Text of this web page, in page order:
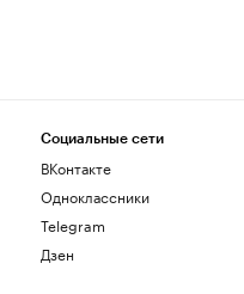
Социальные сети
ВКонтакте
Одноклассники
Telegram
Дзен